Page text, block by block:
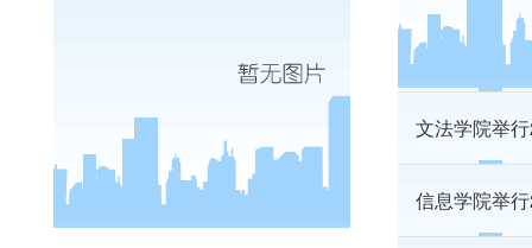
经济学院召
文法学院举
信息学院举